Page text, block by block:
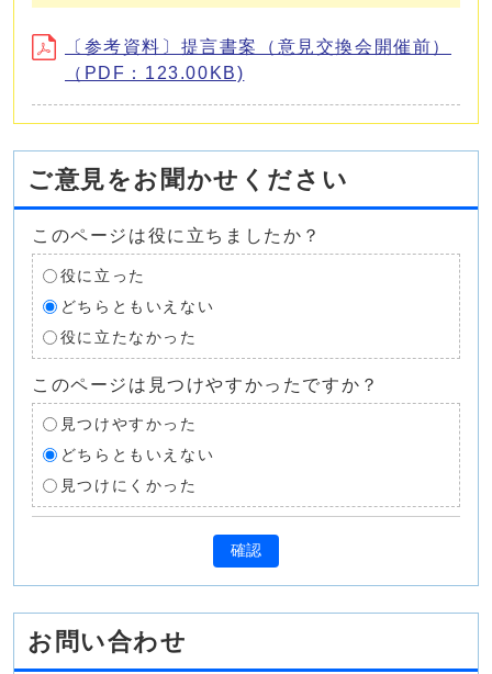
〔参考資料〕提言書案（意見交換会開催前）
（PDF：123.00KB)
ご意見をお聞かせください
このページは役に立ちましたか？
役に立った
どちらともいえない
役に立たなかった
このページは見つけやすかったですか？
見つけやすかった
どちらともいえない
見つけにくかった
確認
お問い合わせ